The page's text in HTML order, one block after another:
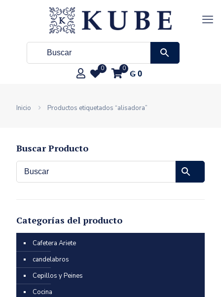
0 0 ₲0
Inicio Productos etiquetados “alisadora”
Buscar Producto
Categorías del producto
Cafetera Ariete
candelabros
Cepillos y Peines
Cocina